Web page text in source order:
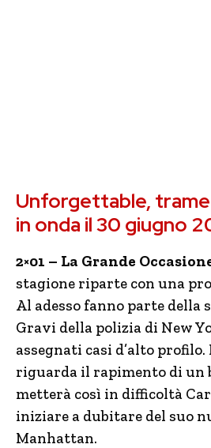
Unforgettable,
in onda il 30 giugno
2×01 – La Grande
stagione riparte con una
Al adesso fanno parte della
Gravi della polizia di New
assegnati casi d’alto
riguarda il rapimento di un
metterà così in difficoltà
iniziare a dubitare del suo
Manhattan.